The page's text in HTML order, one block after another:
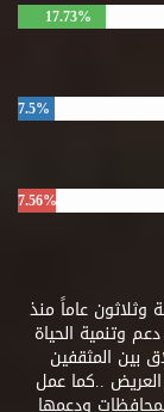
17.73%
7.5%
7.56%
عاماً منذ
فى دعم وتنمية الحياة
بين المثقفين
..كما عمل